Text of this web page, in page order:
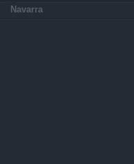
Navarra